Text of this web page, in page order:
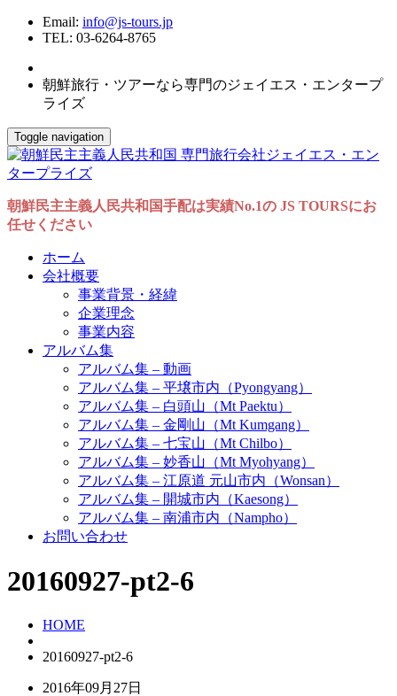
Email: info@js-tours.jp
TEL: 03-6264-8765
朝鮮旅行・ツアーなら専門のジェイエス・エンタープ
ライズ
Toggle navigation
朝鮮民主主義人民共和国手配は実績No.1の JS TOURSにお
任せください
ホーム
会社概要
事業背景・経緯
企業理念
事業内容
アルバム集
アルバム集 – 動画
アルバム集 – 平壌市内（Pyongyang）
アルバム集 – 白頭山（Mt Paektu）
アルバム集 – 金剛山（Mt Kumgang）
アルバム集 – 七宝山（Mt Chilbo）
アルバム集 – 妙香山（Mt Myohyang）
アルバム集 – 江原道 元山市内（Wonsan）
アルバム集 – 開城市内（Kaesong）
アルバム集 – 南浦市内（Nampho）
お問い合わせ
20160927-pt2-6
HOME
20160927-pt2-6
2016年09月27日